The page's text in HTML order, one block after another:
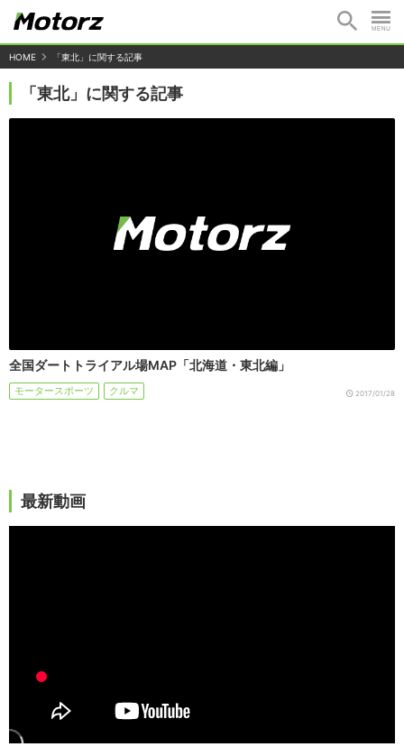
HOME 「東北」に関する記事
「東北」に関する記事
全国ダートトライアル場MAP「北海道・東北編」
モータースポーツ クルマ 2017/01/28
最新動画